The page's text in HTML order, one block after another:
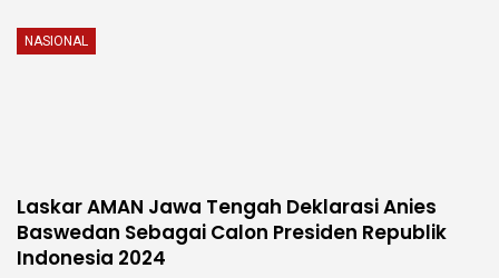
NASIONAL
Laskar AMAN Jawa Tengah Deklarasi Anies
Baswedan Sebagai Calon Presiden Republik
Indonesia 2024